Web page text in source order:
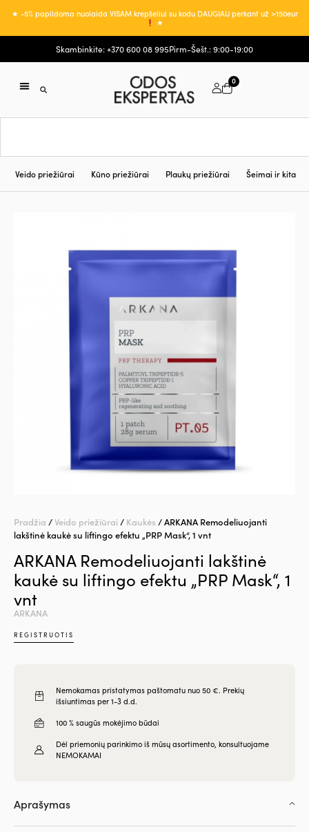
★ -5% papildoma nuolaida VISAM krepšeliui su kodu DAUGIAU perkant už >150eur
★
Skambinkite: +370 600 08 995Pirm-Šešt.: 9:00-19:00
0
Veido priežiūrai Kūno priežiūrai Plaukų priežiūrai Šeimai ir kita
Pradžia /Veido priežiūrai / Kaukės / ARKANA Remodeliuojanti
lakštinė kaukė su liftingo efektu „PRP Mask“, 1 vnt
ARKANA Remodeliuojanti lakštinė
kaukė su liftingo efektu „PRP Mask“, 1
vnt
ARKANA
REGISTRUOTIS
Nemokamas pristatymas paštomatu nuo 50 €. Prekių
išsiuntimas per 1-3 d.d.
100 % saugūs mokėjimo būdai
Dėl priemonių parinkimo iš mūsų asortimento, konsultuojame
NEMOKAMAI
Aprašymas